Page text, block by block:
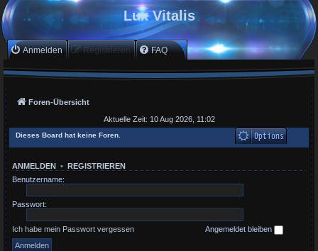
Lux Vitalis
Anmelden Registrieren FAQ
Foren-Übersicht
Aktuelle Zeit: 10 Aug 2026, 11:02
Dieses Board hat keine Foren.
ANMELDEN • REGISTRIEREN
Benutzername:
Passwort:
Ich habe mein Passwort vergessen Angemeldet bleiben